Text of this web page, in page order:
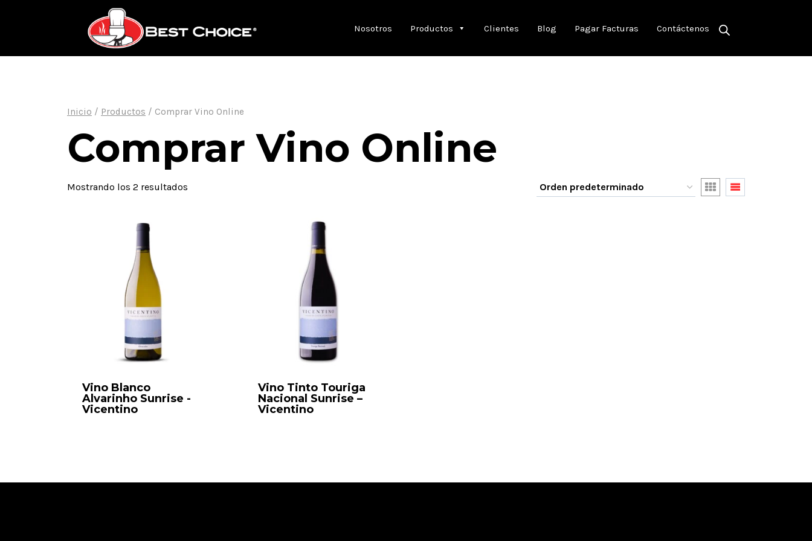
Nosotros Productos Clientes Blog Pagar Facturas Contáctenos
Inicio / Productos / Comprar Vino Online
Comprar Vino Online
Mostrando los 2 resultados
Vino Blanco
Alvarinho Sunrise -
Vicentino
Vino Tinto Touriga
Nacional Sunrise –
Vicentino